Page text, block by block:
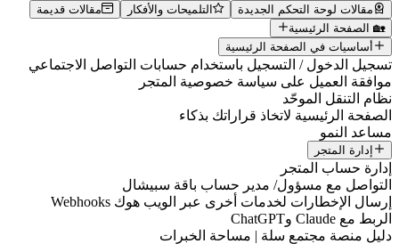
مقالات لوحة التحكم الجديدة التلميحات والأفكار
مقالات قديمة
🏡 الصفحة الرئيسية
أساسيات في الصفحة الرئيسية
تسجيل الدخول / التسجيل باستخدام حسابات التواصل الاجتماعي
موافقة العميل على سياسة خصوصية المتجر
نظام التنقل الموحّد
الصفحة الرئيسية لاتخاذ قراراتك بذكاء
مساعد النمو
إدارة المتجر
إدارة حساب المتجر
التواصل مع مسؤول/ مدير حساب باقة سبيشال
إرسال الإخطارات لخدمات أخرى عبر الويب هوك Webhooks
الربط مع Claude وChatGPT
دليل منصة مجتمع سلة | مساحة الخبرات